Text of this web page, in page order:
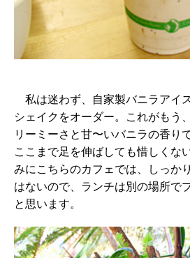
私は迷わず、自家製バニラアイ
シェイクをオーダー。これがもう
リーミーさと甘〜いバニラの香り
ここまで足を伸ばしても惜しくな
みにこちらのカフェでは、しっか
はないので、ランチは別の場所で
と思います。